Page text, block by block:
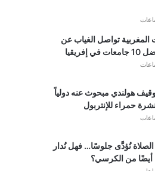
المغربية تواصل الغياب عن
إفريقيا
هولندي مبحوث عنه دولياً
حمراء للإنتربول
الصلاة تُؤدَّى جلوسًا… فهل تُدار
أيضًا من الكرسي؟